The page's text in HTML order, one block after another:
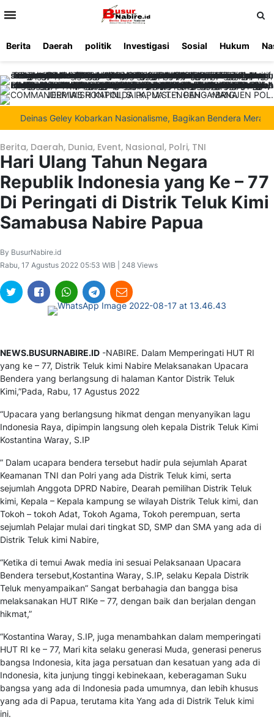
Berita Daerah politik Investigasi Sosial Hukum
Geley Kobarkan Nasionalisme, Bagikan Bendera Merah
Berita, Daerah, Dunia, Event, Nasional, Polri, TNI
Hari Ulang Tahun Negara
Republik Indonesia yang Ke – 77
Di Peringati di Distrik Teluk Kimi
Samabusa Nabire Papua
By BusurNabire.id
Rabu, 17 Agustus 2022 05:53 WIB | 248 Views
NEWS.BUSURNABIRE.ID -NABIRE. Dalam Memperingati HUT RI
yang ke – 77, Distrik Teluk kimi Nabire Melaksanakan Upacara
Bendera yang berlangsung di halaman Kantor Distrik Teluk
Kimi,”Pada, Rabu, 17 Agustus 2022
“Upacara yang berlangsung hikmat dengan menyanyikan lagu
Indonesia Raya, dipimpin langsung oleh kepala Distrik Teluk Kimi
Kostantina Waray, S.IP
” Dalam ucapara bendera tersebut hadir pula sejumlah Aparat
Keamanan TNI dan Polri yang ada Distrik Teluk kimi, serta
sejumlah Anggota DPRD Nabire, Dearah pemilihan Distrik Teluk
kimi, Kepala – Kepala kampung se wilayah Distrik Teluk kimi, dan
Tokoh – tokoh Adat, Tokoh Agama, Tokoh perempuan, serta
sejumlah Pelajar mulai dari tingkat SD, SMP dan SMA yang ada di
Distrik Teluk kimi Nabire,
“Ketika di temui Awak media ini sesuai Pelaksanaan Upacara
Bendera tersebut,Kostantina Waray, S.IP, selaku Kepala Distrik
Teluk menyampaikan” Sangat berbahagia dan bangga bisa
melaksanakan HUT RIKe – 77, dengan baik dan berjalan dengan
hikmat,”
“Kostantina Waray, S.IP, juga menambahkan dalam memperingati
HUT RI ke – 77, Mari kita selaku generasi Muda, generasi penerus
bangsa Indonesia, kita jaga persatuan dan kesatuan yang ada di
Indonesia, kita junjung tinggi kebinekaan, keberagaman Suku
bangsa yang ada di Indonesia pada umumnya, dan lebih khusus
yang ada di Papua, terutama kita Yang ada di Distrik Teluk kimi
ini.